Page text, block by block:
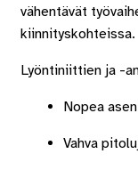
vähentävät
kiinnityskohteissa.
Lyöntiniittien ja -
Nopea
Vahva